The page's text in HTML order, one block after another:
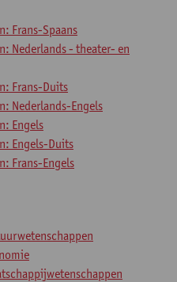
Frans-Spaans
Nederlands - theater- en
Frans-Duits
Nederlands-Engels
Engels
Engels-Duits
Frans-Engels